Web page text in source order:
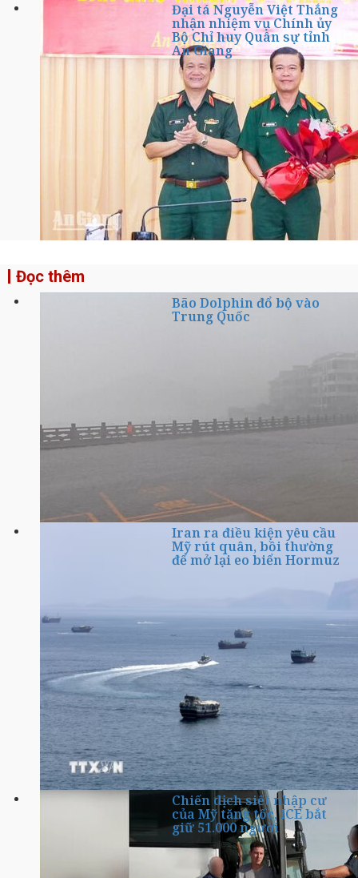
Đại tá Nguyễn Việt Thắng
nhận nhiệm vụ Chính ủy
Bộ Chỉ huy Quân sự tỉnh
An Giang
Đọc thêm
Bão Dolphin đổ bộ vào
Trung Quốc
Iran ra điều kiện yêu cầu
Mỹ rút quân, bồi thường
để mở lại eo biển Hormuz
Chiến dịch siết nhập cư
của Mỹ tăng tốc, ICE bắt
giữ 51.000 người